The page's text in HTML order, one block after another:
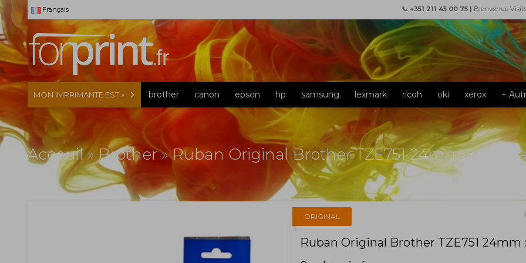
Français 📞 +351 211 45 00 75 | Bienvenue
MON IMPRIMANTE EST » brother canon epson hp samsung lexmark ricoh oki xerox +
Acceuil»Brother»Ruban Original Brother TZE751 24mm x 8m
ORIGINAL
Ruban Original Brother TZE751 24mm